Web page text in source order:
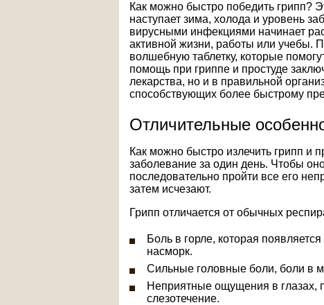
Как можно быстро победить грипп?
наступает зима, холода и уровень
вирусными инфекциями начинает
активной жизни, работы или учебы.
волшебную таблетку, которые
помощь при гриппе и простуде
лекарства, но и в правильной
способствующих более быстрому
Отличительные
Как можно быстро излечить грипп и
заболевание за один день. Чтобы
последовательно пройти все его
затем исчезают.
Грипп отличается от обычных
Боль в горле, которая
насморк.
Сильные головные боли, боли в
Неприятные ощущения в глазах,
слезотечение.